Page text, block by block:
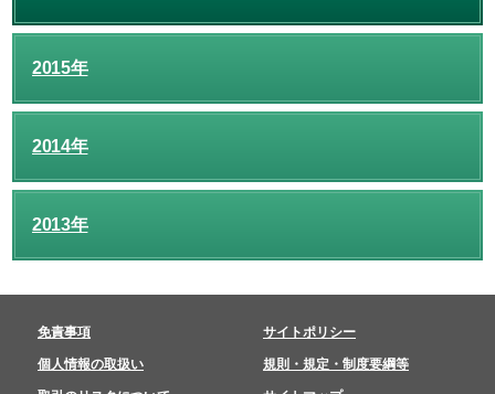
2015年
2014年
2013年
免責事項 サイトポリシー
個人情報の取扱い 規則・規定・制度要綱等